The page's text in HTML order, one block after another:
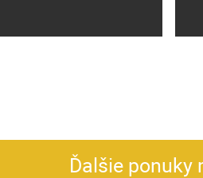
Ďalšie ponuky